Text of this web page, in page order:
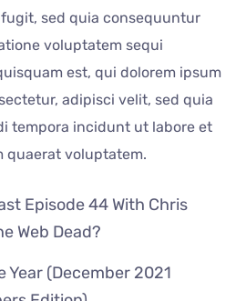
sed quia consequuntur
voluptatem sequi
est, qui dolorem ipsum
adipisci velit, sed quia
tempora incidunt ut labore et
quaerat voluptatem.
Episode 44 With Chris
Web Dead?
Year (December 2021